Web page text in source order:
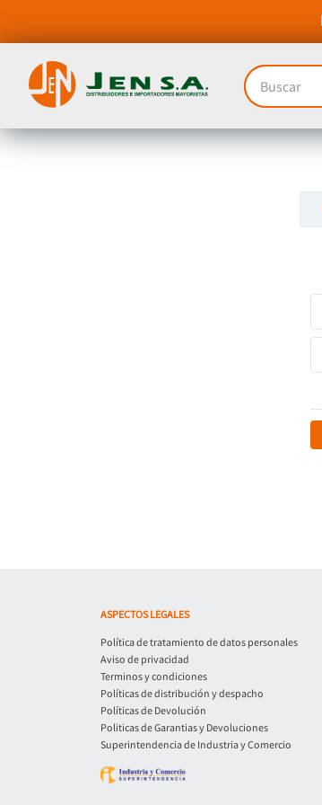
Buscar
ASPECTOS LEGALES
Política de tratamiento de datos personales
Aviso de privacidad
Terminos y condiciones
Políticas de distribución y despacho
Políticas de Devolución
Politicas de Garantias y Devoluciones
Superintendencia de Industria y Comercio